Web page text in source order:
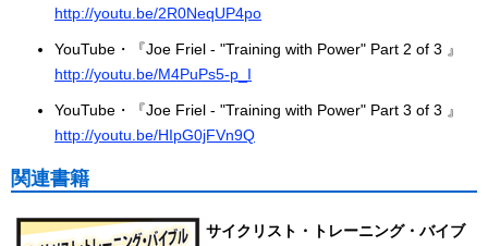
http://youtu.be/2R0NeqUP4po
YouTube・『Joe Friel - "Training with Power" Part 2 of 3 』
http://youtu.be/M4PuPs5-p_I
YouTube・『Joe Friel - "Training with Power" Part 3 of 3 』
http://youtu.be/HIpG0jFVn9Q
関連書籍
サイクリスト・トレーニング・バイブ